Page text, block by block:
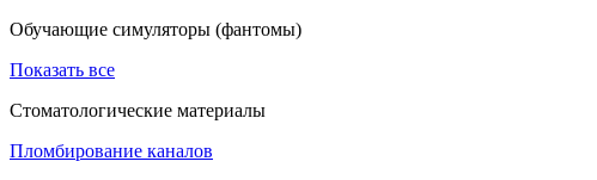
Обучающие симуляторы (фантомы)
Показать все
Стоматологические материалы
Пломбирование каналов